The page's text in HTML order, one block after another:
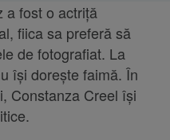
a fost o actriță
fiica sa preferă să
de fotografiat. La
își dorește faimă. În
Constanza Creel își